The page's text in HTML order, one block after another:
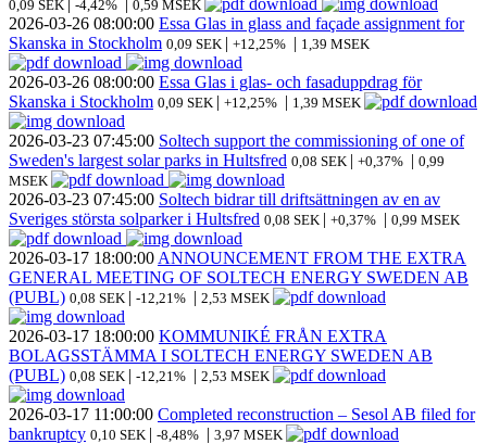
0,09 SEK -4,42% 0,59 MSEK
2026-03-26 08:00:00 Essa Glas in glass and façade assignment for
Skanska in Stockholm 0,09 SEK | +12,25% | 1,39 MSEK
2026-03-26 08:00:00 Essa Glas i glas- och fasaduppdrag för
Skanska i Stockholm 0,09 SEK | +12,25% | 1,39 MSEK
2026-03-23 07:45:00 Soltech support the commissioning of one of
Sweden's largest solar parks in Hultsfred 0,08 SEK | +0,37% | 0,99
MSEK
2026-03-23 07:45:00 Soltech bidrar till driftsättningen av en av
Sveriges största solparker i Hultsfred 0,08 SEK | +0,37% | 0,99 MSEK
2026-03-17 18:00:00 ANNOUNCEMENT FROM THE EXTRA
GENERAL MEETING OF SOLTECH ENERGY SWEDEN AB
(PUBL) 0,08 SEK | -12,21% | 2,53 MSEK
2026-03-17 18:00:00 KOMMUNIKÉ FRÅN EXTRA
BOLAGSSTÄMMA I SOLTECH ENERGY SWEDEN AB
(PUBL) 0,08 SEK | -12,21% | 2,53 MSEK
2026-03-17 11:00:00 Completed reconstruction – Sesol AB filed for
bankruptcy 0,10 SEK | -8,48% | 3,97 MSEK